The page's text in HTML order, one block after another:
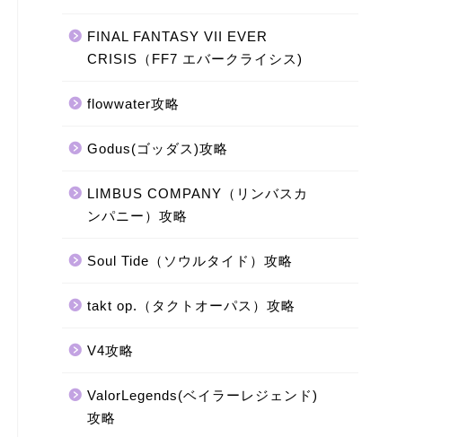
FINAL FANTASY VII EVER
CRISIS（FF7 エバークライシス)
flowwater攻略
Godus(ゴッダス)攻略
LIMBUS COMPANY（リンバスカ
ンパニー）攻略
Soul Tide（ソウルタイド）攻略
takt op.（タクトオーパス）攻略
V4攻略
ValorLegends(ベイラーレジェンド)
攻略